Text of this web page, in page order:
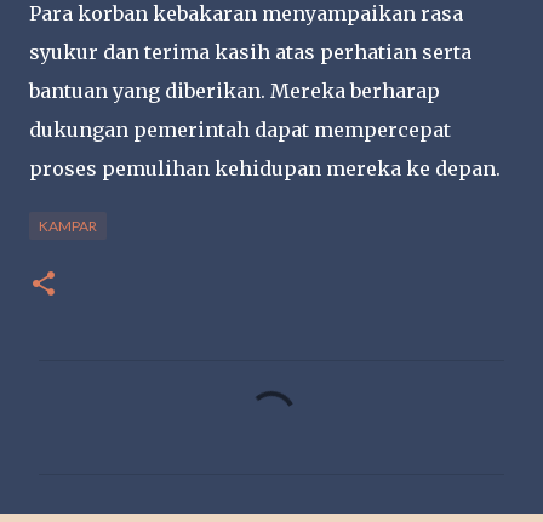
Para korban kebakaran menyampaikan rasa
syukur dan terima kasih atas perhatian serta
bantuan yang diberikan. Mereka berharap
dukungan pemerintah dapat mempercepat
proses pemulihan kehidupan mereka ke depan.
KAMPAR